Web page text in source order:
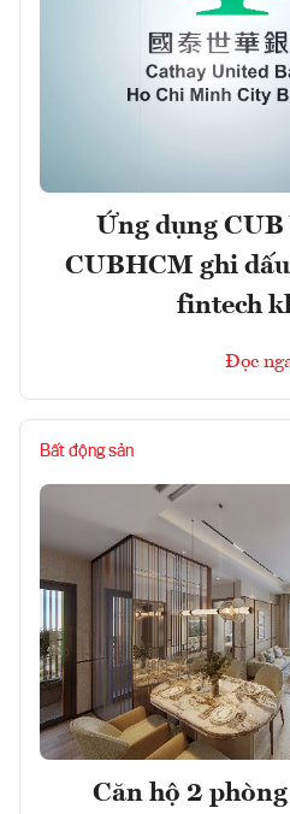
Ứng dụng
CUBHCM ghi
fintech
Đọc
Bất động sản
Căn hộ 2